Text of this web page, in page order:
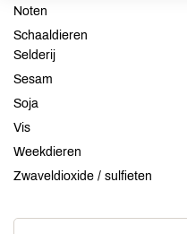
Noten
Schaaldieren
Selderij
Sesam
Soja
Vis
Weekdieren
Zwaveldioxide / sulfieten